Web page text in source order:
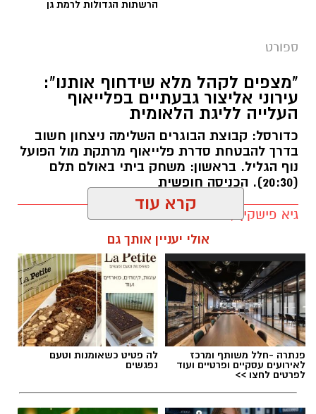
"מצפים לקהל מלא שידחוף אותנו":
העלייה לליגת הלאומית
בדרך להבטחת סדרת פלייאוף מרתקת מול הפועל
נוף הגליל. בראשון: משחק ביתי באולם תלם
(20:30). הכניסה חופשית
גיא פישקין / 09:27 28.05.26
תגים:חדשותגבעתיים
האם אנחנו בדרך להישג משמעותי נוסף לספורט
המקומי?
קבוצת הכדורסל עירוני אליצור גבעתיים רשמה
אמש (רביעי) ניצחון מול עירוני קריית אונו במסגרת
המחוז הצפוני של הליגה הארצית (השלישית
בחשיבותה), בתוצאה 59:67.
קרא עוד
אולי יעניין אותך גם
פנתרה -חלל משותף ומרכז
לאירועים עסקיים ופרטיים ועוד
לפרטים לחצו >>
לה פטיט כשאומנות וטעם
נפגשים